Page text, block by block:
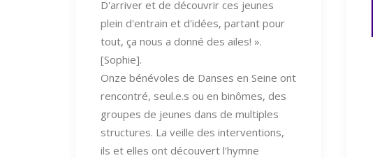
D'arriver et de découvrir ces jeunes
plein d'entrain et d'idées, partant pour
tout, ça nous a donné des ailes! ».
[Sophie].
Onze bénévoles de Danses en Seine ont
rencontré, seul.e.s ou en binômes, des
groupes de jeunes dans de multiples
structures. La veille des interventions,
ils et elles ont découvert l'hymne